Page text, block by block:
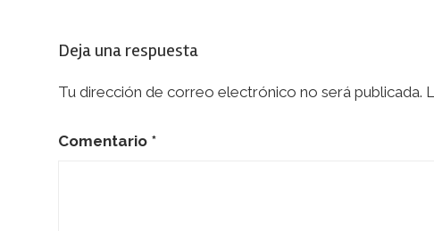
Deja una respuesta
Tu dirección de correo electrónico no será publicada.
Comentario *